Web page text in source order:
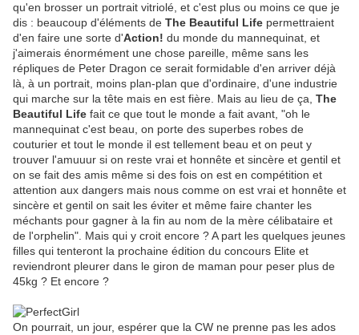
qu'en brosser un portrait vitriolé, et c'est plus ou moins ce que je
dis : beaucoup d'éléments de The Beautiful Life permettraient
d'en faire une sorte d'Action! du monde du mannequinat, et
j'aimerais énormément une chose pareille, même sans les
répliques de Peter Dragon ce serait formidable d'en arriver déjà
là, à un portrait, moins plan-plan que d'ordinaire, d'une industrie
qui marche sur la tête mais en est fière. Mais au lieu de ça, The
Beautiful Life fait ce que tout le monde a fait avant, "oh le
mannequinat c'est beau, on porte des superbes robes de
couturier et tout le monde il est tellement beau et on peut y
trouver l'amuuur si on reste vrai et honnête et sincère et gentil et
on se fait des amis même si des fois on est en compétition et
attention aux dangers mais nous comme on est vrai et honnête et
sincère et gentil on sait les éviter et même faire chanter les
méchants pour gagner à la fin au nom de la mère célibataire et
de l'orphelin". Mais qui y croit encore ? A part les quelques jeunes
filles qui tenteront la prochaine édition du concours Elite et
reviendront pleurer dans le giron de maman pour peser plus de
45kg ? Et encore ?
On pourrait, un jour, espérer que la CW ne prenne pas les ados